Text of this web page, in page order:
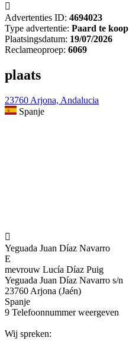

Advertenties ID: 4694023
Type advertentie: Paard te koop
Plaatsingsdatum: 19/07/2026
Reclameoproep: 6069
plaats
23760 Arjona, Andalucia
Spanje

Yeguada Juan Díaz Navarro
E
mevrouw Lucía Díaz Puig
Yeguada Juan Díaz Navarro s/n
23760 Arjona (Jaén)
Spanje
9 Telefoonnummer weergeven
Wij spreken: